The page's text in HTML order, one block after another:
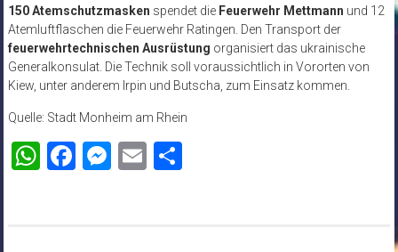
150 Atemschutzmasken spendet die Feuerwehr Mettmann und 12
Atemluftflaschen die Feuerwehr Ratingen. Den Transport der
feuerwehrtechnischen Ausrüstung organisiert das ukrainische
Generalkonsulat. Die Technik soll voraussichtlich in Vororten von
Kiew, unter anderem Irpin und Butscha, zum Einsatz kommen.
Quelle: Stadt Monheim am Rhein
WhatsApp
Facebook
Messenger
EmailTeilen